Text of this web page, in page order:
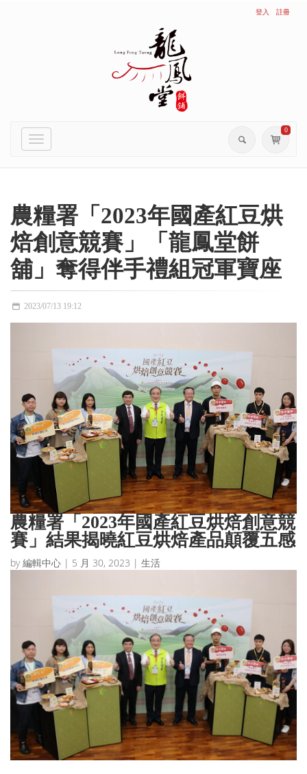
登入 註冊
Toggle
0
農糧署「2023年國產紅豆烘
焙創意競賽」「龍鳳堂餅
舖」奪得伴手禮組冠軍寶座
2023/07/13 19:12
農糧署「2023年國產紅豆烘焙創意競
賽」結果揭曉紅豆烘焙產品顛覆五感
by編輯中心 | 5 月 30, 2023 | 生活